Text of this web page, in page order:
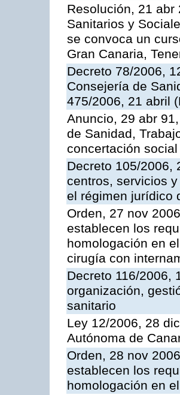
Resolución, 21
Sanitarios y
se convoca un
Gran Canaria,
Decreto 78/2006,
Consejería de
475/2006, 21 abril
Anuncio, 29 abr
de Sanidad,
concertación
Decreto 105/2006,
centros, servicios
el régimen jurídico
Orden, 27 nov
establecen los
homologación en
cirugía con
Decreto 116/2006,
organización,
sanitario
Ley 12/2006, 28
Autónoma de
Orden, 28 nov
establecen los
homologación en